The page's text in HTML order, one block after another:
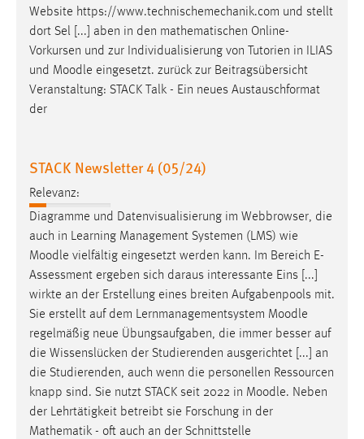
Website https://www.technischemechanik.com und stellt
dort Sel [...] aben in den mathematischen Online-
Vorkursen und zur Individualisierung von Tutorien in ILIAS
und Moodle eingesetzt. zurück zur Beitragsübersicht
Veranstaltung: STACK Talk - Ein neues Austauschformat
der
STACK Newsletter 4 (05/24)
Relevanz:
Diagramme und Datenvisualisierung im Webbrowser, die
auch in Learning Management Systemen (LMS) wie
Moodle vielfältig eingesetzt werden kann. Im Bereich E-
Assessment ergeben sich daraus interessante Eins [...]
wirkte an der Erstellung eines breiten Aufgabenpools mit.
Sie erstellt auf dem Lernmanagementsystem Moodle
regelmäßig neue Übungsaufgaben, die immer besser auf
die Wissenslücken der Studierenden ausgerichtet [...] an
die Studierenden, auch wenn die personellen Ressourcen
knapp sind. Sie nutzt STACK seit 2022 in Moodle. Neben
der Lehrtätigkeit betreibt sie Forschung in der
Mathematik - oft auch an der Schnittstelle